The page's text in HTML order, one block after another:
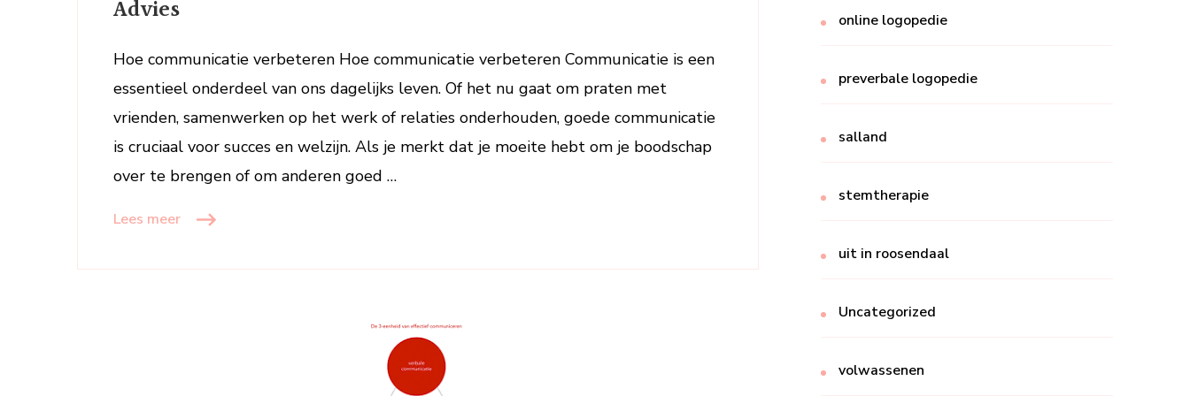
–
Tips
en
Advies
Hoe communicatie verbeteren Hoe communicatie verbeteren Communicatie is een
essentieel onderdeel van ons dagelijks leven. Of het nu gaat om praten met
vrienden, samenwerken op het werk of relaties onderhouden, goede communicatie
is cruciaal voor succes en welzijn. Als je merkt dat je moeite hebt om je boodschap
over te brengen of om anderen goed …
Lees meer
online logopedie
preverbale logopedie
salland
stemtherapie
uit in roosendaal
Uncategorized
volwassenen